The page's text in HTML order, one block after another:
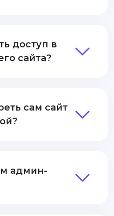
доступ в
сайта?
сам сайт
админ-